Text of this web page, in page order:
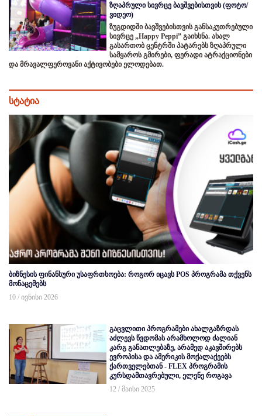
ზღაპრული სივრცე ბავშვებისთვის (ფოტო/
ვიდეო)
ზუგდიდში ბავშვებისთვის განსაკუთრებული
სივრცე „Happy Peppi” გაიხსნა. ახალ
გასართობ ცენტრში პატარებს ზღაპრული
სამყაროს გმირები, ფერადი ატრაქციონები
და მრავალფეროვანი აქტივობები ელოდებათ.
სტატია
ბიზნესის ფინანსური უსაფრთხოება: როგორ იცავს POS პროგრამა თქვენს
მონაცემებს
10 / ივნისი 2026
გაცვლითი პროგრამები ახალგაზრდას
აძლევს წვდომას არამხოლოდ ძალიან
კარგ განათლებაზე, არამედ აკავშირებს
ევროპისა და ამერიკის მოქალაქეებს
ქართველებთან - FLEX პროგრამის
კურსდამთავრებული, ელენე როგავა
12 / მაისი 2025